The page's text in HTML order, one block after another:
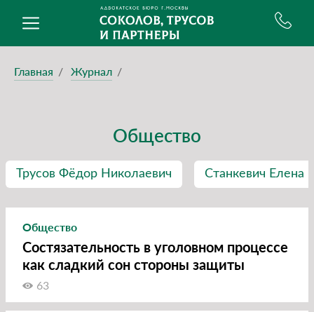
Главная Журнал
Общество
Трусов Фёдор Николаевич Станкевич Елена
Общество
Состязательность в уголовном процессе
как сладкий сон стороны защиты
63